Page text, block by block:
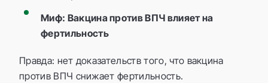
Миф: Вакцина против ВПЧ влияет на
фертильность
Правда: нет доказательств того, что вакцина
против ВПЧ снижает фертильность.